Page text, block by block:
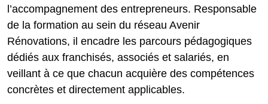
l’accompagnement des entrepreneurs. Responsable
de la formation au sein du réseau Avenir
Rénovations, il encadre les parcours pédagogiques
dédiés aux franchisés, associés et salariés, en
veillant à ce que chacun acquière des compétences
concrètes et directement applicables.